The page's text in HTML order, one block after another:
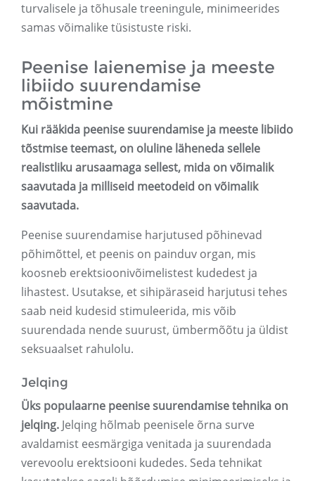
turvalisele ja tõhusale treeningule, minimeerides
samas võimalike tüsistuste riski.
Peenise laienemise ja meeste
libiido suurendamise
mõistmine
Kui rääkida peenise suurendamise ja meeste libiido
tõstmise teemast, on oluline läheneda sellele
realistliku arusaamaga sellest, mida on võimalik
saavutada ja milliseid meetodeid on võimalik
saavutada.
Peenise suurendamise harjutused põhinevad
põhimõttel, et peenis on painduv organ, mis
koosneb erektsioonivõimelistest kudedest ja
lihastest. Usutakse, et sihipäraseid harjutusi tehes
saab neid kudesid stimuleerida, mis võib
suurendada nende suurust, ümbermõõtu ja üldist
seksuaalset rahulolu.
Jelqing
Üks populaarne peenise suurendamise tehnika on
jelqing. Jelqing hõlmab peenisele õrna surve
avaldamist eesmärgiga venitada ja suurendada
verevoolu erektsiooni kudedes. Seda tehnikat